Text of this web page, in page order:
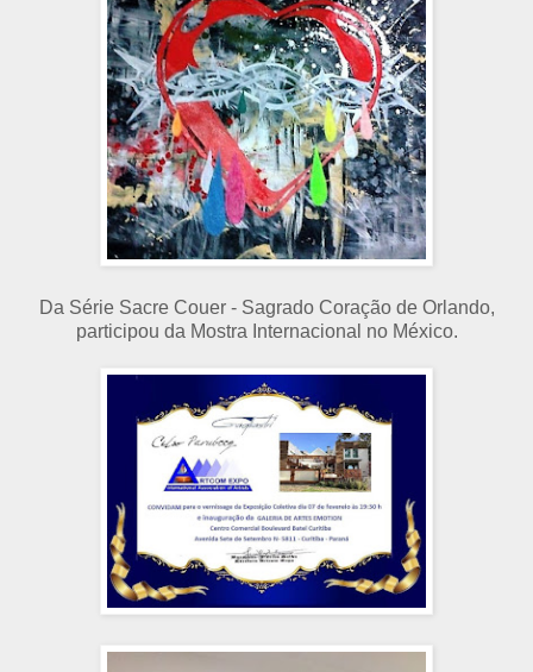
Da Série Sacre Couer - Sagrado Coração de Orlando,
participou da Mostra Internacional no México.